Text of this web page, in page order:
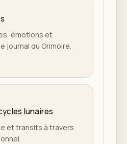
émotions et
journal du Grimoire.
lunaires
et transits à travers